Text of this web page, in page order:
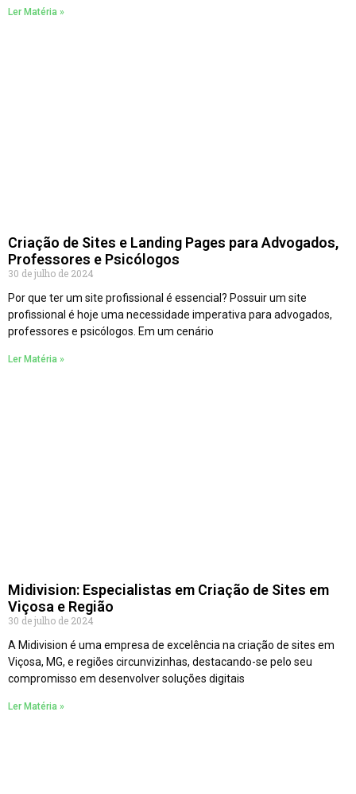
Ler Matéria »
Criação de Sites e Landing Pages para Advogados,
Professores e Psicólogos
30 de julho de 2024
Por que ter um site profissional é essencial? Possuir um site
profissional é hoje uma necessidade imperativa para advogados,
professores e psicólogos. Em um cenário
Ler Matéria »
Midivision: Especialistas em Criação de Sites em
Viçosa e Região
30 de julho de 2024
A Midivision é uma empresa de excelência na criação de sites em
Viçosa, MG, e regiões circunvizinhas, destacando-se pelo seu
compromisso em desenvolver soluções digitais
Ler Matéria »